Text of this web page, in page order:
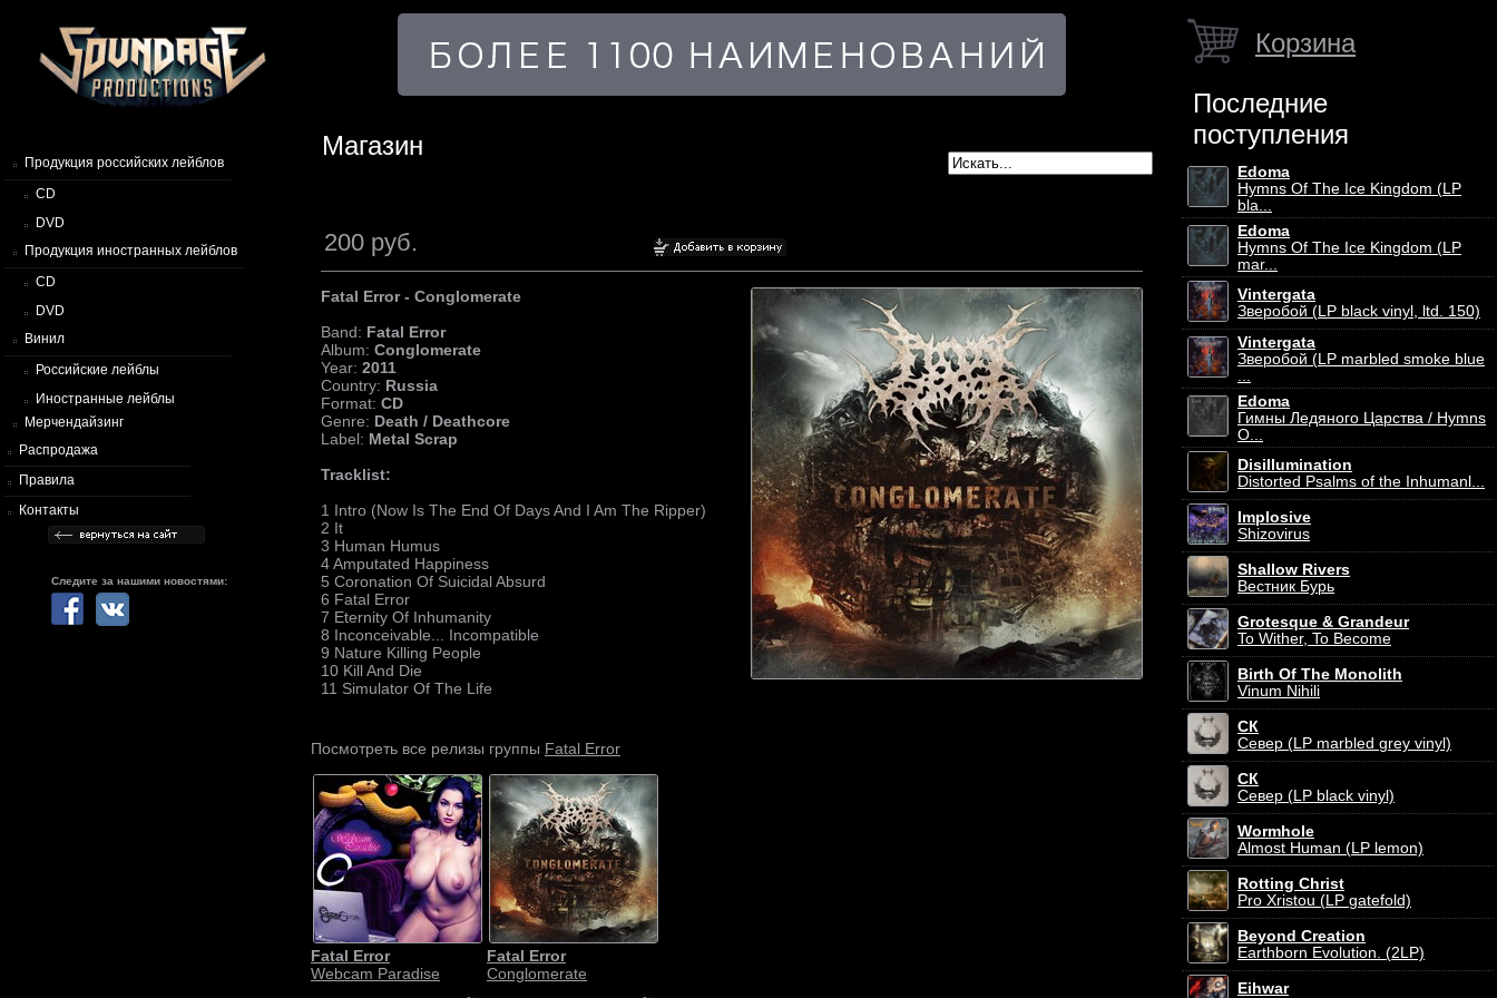
Продукция российских лейблов
CD
DVD
Продукция иностранных лейблов
CD
DVD
Винил
Российские лейблы
Иностранные лейблы
Мерчендайзинг
Распродажа
Правила
Контакты
Следите за нашими новостями:
Магазин
200 руб.
Fatal Error - Conglomerate
Band: Fatal Error
Album: Conglomerate
Year: 2011
Country: Russia
Format: CD
Genre: Death / Deathcore
Label: Metal Scrap
Tracklist:
1 Intro (Now Is The End Of Days And I Am The Ripper)
2 It
3 Human Humus
4 Amputated Happiness
5 Coronation Of Suicidal Absurd
6 Fatal Error
7 Eternity Of Inhumanity
8 Inconceivable... Incompatible
9 Nature Killing People
10 Kill And Die
11 Simulator Of The Life
Посмотреть все релизы группы Fatal Error
Fatal Error
Webcam Paradise
Fatal Error
Conglomerate
Корзина
Последние
поступления
Edoma
Hymns Of The Ice Kingdom (LP
bla...
Edoma
Hymns Of The Ice Kingdom (LP
mar...
Vintergata
Зверобой (LP black vinyl, ltd. 150)
Vintergata
Зверобой (LP marbled smoke blue
...
Edoma
Гимны Ледяного Царства / Hymns
O...
Disillumination
Distorted Psalms of the Inhumanl...
Implosive
Shizovirus
Shallow Rivers
Вестник Бурь
Grotesque & Grandeur
To Wither, To Become
Birth Of The Monolith
Vinum Nihili
СК
Север (LP marbled grey vinyl)
СК
Север (LP black vinyl)
Wormhole
Almost Human (LP lemon)
Rotting Christ
Pro Xristou (LP gatefold)
Beyond Creation
Earthborn Evolution. (2LP)
Eihwar